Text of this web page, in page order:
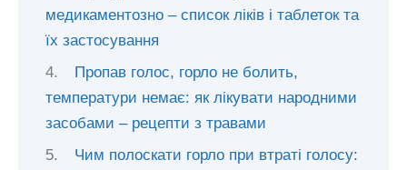
медикаментозно – список ліків і таблеток та
їх застосування
Пропав голос, горло не болить,
температури немає: як лікувати народними
засобами – рецепти з травами
Чим полоскати горло при втраті голосу: